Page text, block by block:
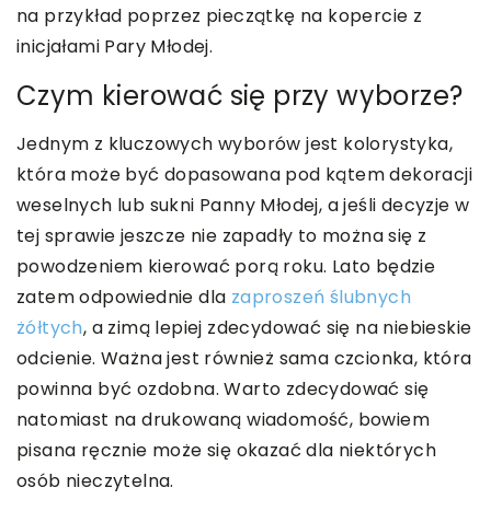
na przykład poprzez pieczątkę na kopercie z
inicjałami Pary Młodej.
Czym kierować się przy wyborze?
Jednym z kluczowych wyborów jest kolorystyka,
która może być dopasowana pod kątem dekoracji
weselnych lub sukni Panny Młodej, a jeśli decyzje w
tej sprawie jeszcze nie zapadły to można się z
powodzeniem kierować porą roku. Lato będzie
zatem odpowiednie dla zaproszeń ślubnych
żółtych, a zimą lepiej zdecydować się na niebieskie
odcienie. Ważna jest również sama czcionka, która
powinna być ozdobna. Warto zdecydować się
natomiast na drukowaną wiadomość, bowiem
pisana ręcznie może się okazać dla niektórych
osób nieczytelna.